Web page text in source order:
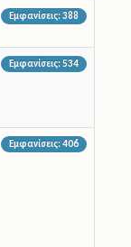
Εμφανίσεις: 388
Εμφανίσεις: 534
Εμφανίσεις: 406